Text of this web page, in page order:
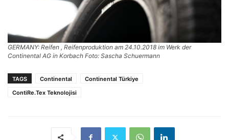
GERMANY: Reifen , Reifenproduktion am 24.10.2018 im Werk der
Continental AG in Korbach Foto: Sascha Schuermann
TAGS Continental
Continental Türkiye
ContiRe.Tex Teknolojisi